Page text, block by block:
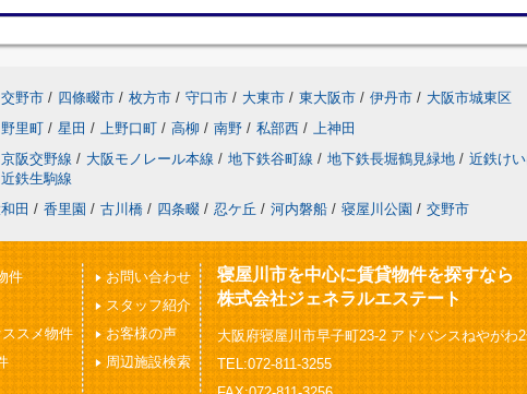
交野市 / 四條畷市 / 枚方市 / 守口市 / 大東市 / 東大阪市 / 伊丹市 / 大阪市城東区
野里町 / 星田 / 上野口町 / 高柳 / 南野 / 私部西 / 上神田
京阪交野線 / 大阪モノレール本線 / 地下鉄谷町線 / 地下鉄長堀鶴見緑地 / 近鉄け
近鉄生駒線
田 / 香里園 / 古川橋 / 四条畷 / 忍ケ丘 / 河内磐船 / 寝屋川公園 / 交野市
件
スメ物件
お問い合わせ
スタッフ紹介
お客様の声
周辺施設検索
寝屋川市を中心に賃貸物件を探すなら
株式会社ジェネラルエステート
大阪府寝屋川市早子町23-2 アドバンスねやがわ
TEL:072-811-3255